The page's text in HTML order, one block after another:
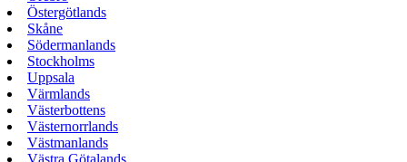
Östergötlands
Skåne
Södermanlands
Stockholms
Uppsala
Värmlands
Västerbottens
Västernorrlands
Västmanlands
Västra Götalands